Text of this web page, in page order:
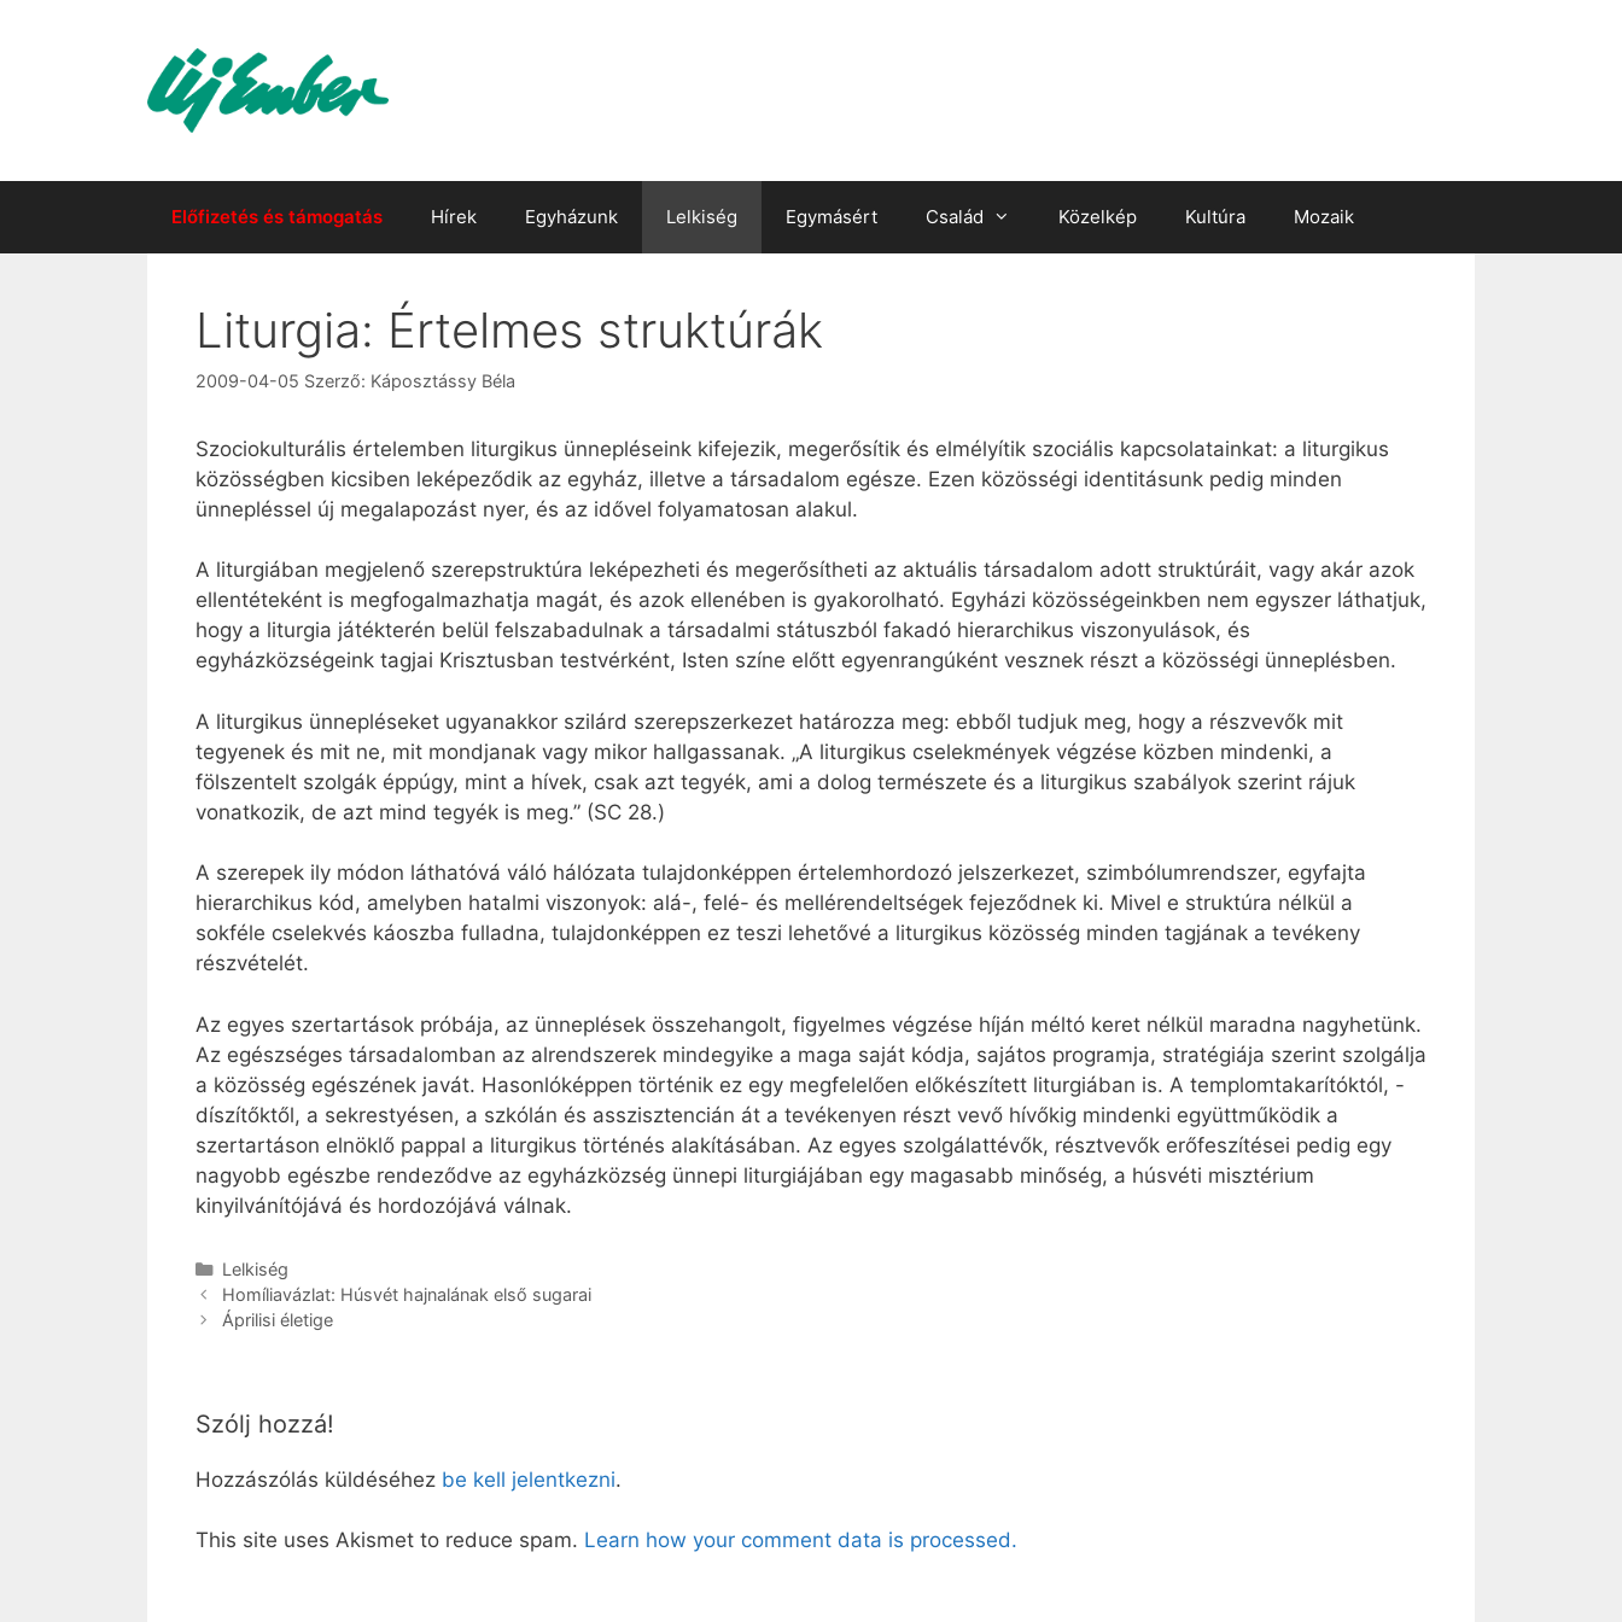
Előfizetés és támogatás Hírek Egyházunk Lelkiség Egymásért Család Közelkép Kultúra Mozaik
Liturgia: Értelmes struktúrák
2009-04-05 Szerző: Káposztássy Béla
Szociokulturális értelemben liturgikus ünnepléseink kifejezik, megerősítik és elmélyítik szociális kapcsolatainkat: a liturgikus
közösségben kicsiben leképeződik az egyház, illetve a társadalom egésze. Ezen közösségi identitásunk pedig minden
ünnepléssel új megalapozást nyer, és az idővel folyamatosan alakul.
A liturgiában megjelenő szerepstruktúra leképezheti és megerősítheti az aktuális társadalom adott struktúráit, vagy akár azok
ellentéteként is megfogalmazhatja magát, és azok ellenében is gyakorolható. Egyházi közösségeinkben nem egyszer láthatjuk,
hogy a liturgia játékterén belül felszabadulnak a társadalmi státuszból fakadó hierarchikus viszonyulások, és
egyházközségeink tagjai Krisztusban testvérként, Isten színe előtt egyenrangúként vesznek részt a közösségi ünneplésben.
A liturgikus ünnepléseket ugyanakkor szilárd szerepszerkezet határozza meg: ebből tudjuk meg, hogy a részvevők mit
tegyenek és mit ne, mit mondjanak vagy mikor hallgassanak. „A liturgikus cselekmények végzése közben mindenki, a
fölszentelt szolgák éppúgy, mint a hívek, csak azt tegyék, ami a dolog természete és a liturgikus szabályok szerint rájuk
vonatkozik, de azt mind tegyék is meg.” (SC 28.)
A szerepek ily módon láthatóvá váló hálózata tulajdonképpen értelemhordozó jelszerkezet, szimbólumrendszer, egyfajta
hierarchikus kód, amelyben hatalmi viszonyok: alá-, felé- és mellérendeltségek fejeződnek ki. Mivel e struktúra nélkül a
sokféle cselekvés káoszba fulladna, tulajdonképpen ez teszi lehetővé a liturgikus közösség minden tagjának a tevékeny
részvételét.
Az egyes szertartások próbája, az ünneplések összehangolt, figyelmes végzése híján méltó keret nélkül maradna nagyhetünk.
Az egészséges társadalomban az alrendszerek mindegyike a maga saját kódja, sajátos programja, stratégiája szerint szolgálja
a közösség egészének javát. Hasonlóképpen történik ez egy megfelelően előkészített liturgiában is. A templomtakarítóktól, -
díszítőktől, a sekrestyésen, a szkólán és asszisztencián át a tevékenyen részt vevő hívőkig mindenki együttműködik a
szertartáson elnöklő pappal a liturgikus történés alakításában. Az egyes szolgálattévők, résztvevők erőfeszítései pedig egy
nagyobb egészbe rendeződve az egyházközség ünnepi liturgiájában egy magasabb minőség, a húsvéti misztérium
kinyilvánítójává és hordozójává válnak.
Kategória
Lelkiség
Homíliavázlat: Húsvét hajnalának első sugarai
Áprilisi életige
Szólj hozzá!
Hozzászólás küldéséhez be kell jelentkezni.
This site uses Akismet to reduce spam. Learn how your comment data is processed.